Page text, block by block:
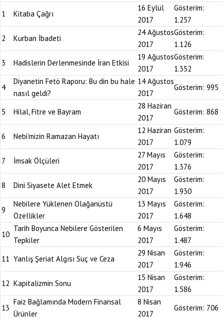
1 Kitaba Çağrı
16 Eylül
2017
Gösterim:
1.257
2
Kurban İbadeti
24 Ağustos
2017
Gösterim:
1.126
3
Hadislerin Derlenmesinde İran Etkisi
19 Ağustos
2017
Gösterim:
1.352
4
Diyanetin Fetö Raporu: Bu din bu hale
nasıl geldi?
14 Ağustos
2017
Gösterim: 995
5 Hilal, Fitre ve Bayram
28 Haziran
2017
Gösterim: 868
6 Nebi’mizin Ramazan Hayatı
12 Haziran
2017
Gösterim:
1.079
7
İmsak Ölçüleri
27 Mayıs
2017
Gösterim:
1.376
8
Dini Siyasete Alet Etmek
20 Mayıs
2017
Gösterim:
1.930
9
Nebilere Yüklenen Olağanüstü
Özellikler
13 Mayıs
2017
Gösterim:
1.648
10
Tarih Boyunca Nebilere Gösterilen
Tepkiler
6 Mayıs
2017
Gösterim:
1.487
11 Yanlış Şeriat Algısı Suç ve Ceza
29 Nisan
2017
Gösterim:
1.946
12 Kapitalizmin Sonu
15 Nisan
2017
Gösterim:
1.586
13
Faiz Bağlamında Modern Finansal
Ürünler
8 Nisan
2017
Gösterim: 706